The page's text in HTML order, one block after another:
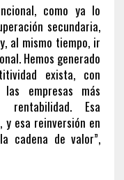
como ya lo
secundaria,
al mismo tiempo, ir
Hemos generado
exista, con
empresas más
Esa
y esa reinversión en
cadena de valor”,